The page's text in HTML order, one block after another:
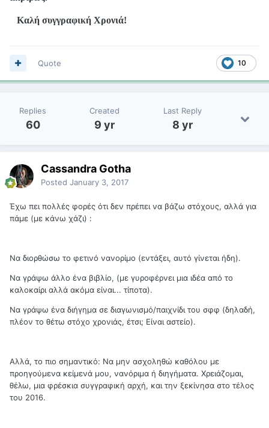
Καλή συγγραφική Χρονιά!
10
Quote
Replies
60
Created
9 yr
Last Reply
8 yr
Cassandra Gotha
Posted January 3, 2017
Έχω πει πολλές φορές ότι δεν πρέπει να βάζω στόχους, αλλά για
πάμε (με κάνω χάζι) :
Να διορθώσω το φετινό νανορίμο (εντάξει, αυτό γίνεται ήδη).
Να γράψω άλλο ένα βιβλίο, (με γυροφέρνει μια ιδέα από το
καλοκαίρι αλλά ακόμα είναι... τίποτα).
Να γράψω ένα διήγημα σε διαγωνισμό/παιχνίδι του σφφ (δηλαδή,
πλέον το θέτω στόχο χρονιάς, έτσι; Είναι αστείο).
Αλλά, το πιο σημαντικό: Να μην ασχοληθώ καθόλου με
προηγούμενα κείμενά μου, νανόριμα ή διηγήματα. Χρειάζομαι,
θέλω, μια φρέσκια συγγραφική αρχή, και την ξεκίνησα στο τέλος
του 2016.